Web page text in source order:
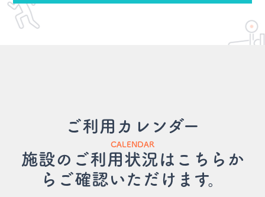
ご利用カレンダー
CALENDAR
施設のご利用状況はこちらか
らご確認いただけます。